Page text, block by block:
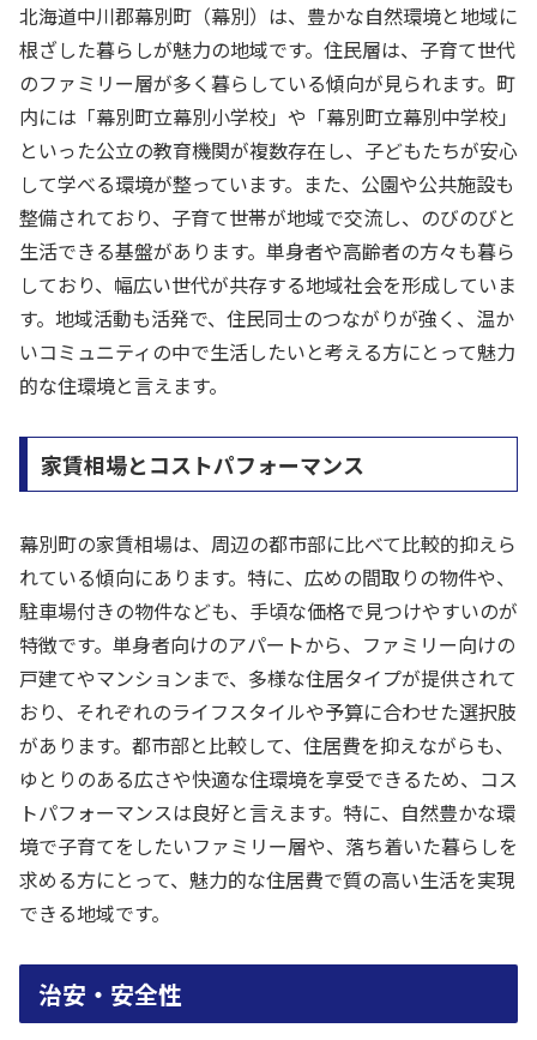
北海道中川郡幕別町（幕別）は、豊かな自然環境と地域に
根ざした暮らしが魅力の地域です。住民層は、子育て世代
のファミリー層が多く暮らしている傾向が見られます。町
内には「幕別町立幕別小学校」や「幕別町立幕別中学校」
といった公立の教育機関が複数存在し、子どもたちが安心
して学べる環境が整っています。また、公園や公共施設も
整備されており、子育て世帯が地域で交流し、のびのびと
生活できる基盤があります。単身者や高齢者の方々も暮ら
しており、幅広い世代が共存する地域社会を形成していま
す。地域活動も活発で、住民同士のつながりが強く、温か
いコミュニティの中で生活したいと考える方にとって魅力
的な住環境と言えます。
家賃相場とコストパフォーマンス
幕別町の家賃相場は、周辺の都市部に比べて比較的抑えら
れている傾向にあります。特に、広めの間取りの物件や、
駐車場付きの物件なども、手頃な価格で見つけやすいのが
特徴です。単身者向けのアパートから、ファミリー向けの
戸建てやマンションまで、多様な住居タイプが提供されて
おり、それぞれのライフスタイルや予算に合わせた選択肢
があります。都市部と比較して、住居費を抑えながらも、
ゆとりのある広さや快適な住環境を享受できるため、コス
トパフォーマンスは良好と言えます。特に、自然豊かな環
境で子育てをしたいファミリー層や、落ち着いた暮らしを
求める方にとって、魅力的な住居費で質の高い生活を実現
できる地域です。
治安・安全性